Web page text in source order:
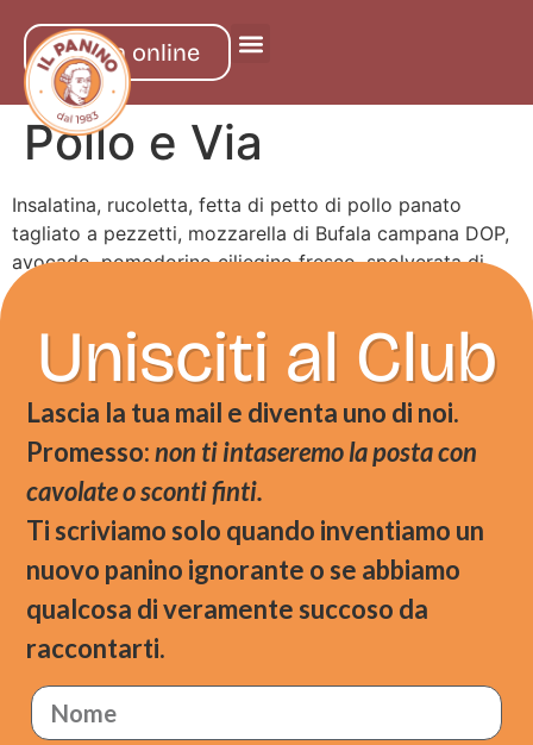
ordina online
Pollo e Via
Insalatina, rucoletta, fetta di petto di pollo panato
tagliato a pezzetti, mozzarella di Bufala campana DOP,
avocado, pomodorino ciliegino fresco, spolverata di
origano
Unisciti al Club
Lascia la tua mail e diventa uno di noi.
Promesso:non ti intaseremo la posta con
cavolate o sconti finti.
Ti scriviamo solo quando inventiamo un
nuovo panino ignorante o se abbiamo
qualcosa di veramente succoso da
raccontarti.